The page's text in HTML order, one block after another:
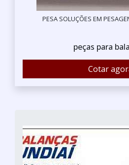
PESA SOLUÇÕES EM
peças para
Cotar